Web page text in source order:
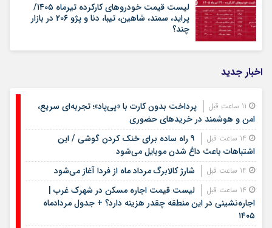
لیست قیمت خودروهای کارکرده تیرماه ۱۴۰۵/
پراید، سمند، شاهین، تیبا، دنا و پژو ۲۰۶ در بازار
چند؟
اخبار جدید
پرداخت بدون کارت با «پی‌پاد»؛ تجربه‌ای سریع،
امن و هوشمند در خریدهای حضوری
۹ راه ساده برای خنک کردن گوشی / این
اشتباهات باعث داغ شدن موبایل می‌شود
شارژ کالابرگ مرداد ماه از فردا آغاز می‌شود
لیست قیمت اجاره مسکن در شهرک غرب |
اجاره‌نشینی در این منطقه چقدر هزینه دارد؟ + جدول مردادماه
۱۴۰۵